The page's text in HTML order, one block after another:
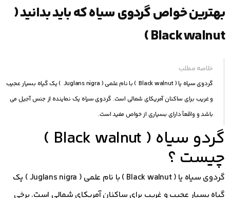
بهترین خواص گردوی سیاه که باید بدانید (
Black walnut )
خلاصه مطلب
گردوی سیاه یا ( Black walnut ) با نام علمی ( Juglans nigra ) یک گیاه بسیار عجیب
و غریب برای ساکنان آمریکای شمالی است. گردوی سیاه یک نماینده از جنس آجیل می
باشد و واقعاً دارای بسیاری از خواص مفید است.
گردو سیاه ( Black walnut )
چیست ؟
گردوی سیاه یا ( Black walnut ) با نام علمی ( Juglans nigra ) یک
گیاه بسیار عجیب و غریب برای ساکنان آمریکای شمالی است. برخی